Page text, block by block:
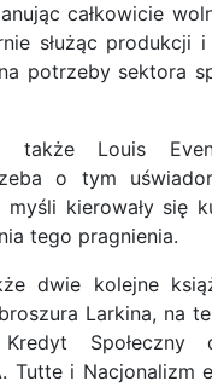
całkowicie
służąc produkcji i
potrzeby sektora
także Louis Even
o tym
kierowały się
tego pragnienia.
dwie kolejne
Larkina, na
Kredyt Społeczny
Tutte i Nacjonalizm